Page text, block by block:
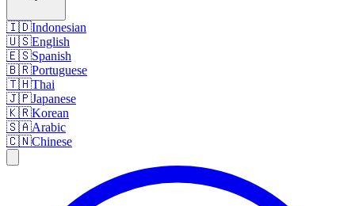
🇮🇩Indonesian
🇺🇸English
🇪🇸Spanish
🇧🇷Portuguese
🇹🇭Thai
🇯🇵Japanese
🇰🇷Korean
🇸🇦Arabic
🇨🇳Chinese